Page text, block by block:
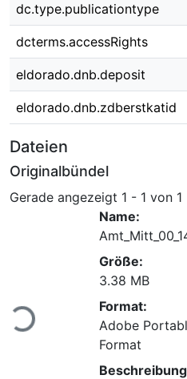
dc.type.publicationtype
dcterms.accessRights
eldorado.dnb.deposit
eldorado.dnb.zdberstkatid
Dateien
Originalbündel
Gerade angezeigt 1 - 1 von 1
Lade...
Name:
Größe:
3.38 MB
Format:
Adobe
Format